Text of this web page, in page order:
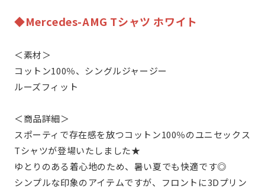
◆Mercedes-AMG Tシャツ ホワイト
＜素材＞
コットン100％、シングルジャージー
ルーズフィット
＜商品詳細＞
スポーティで存在感を放つコットン100％のユニセックス
Tシャツが登場いたしました★
ゆとりのある着心地のため、暑い夏でも快適です◎
シンプルな印象のアイテムですが、フロントに3Dプリン